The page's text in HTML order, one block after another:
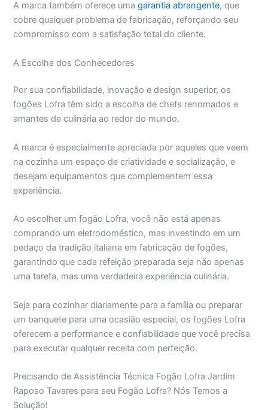
A marca também oferece umagarantia abrangente, que
cobre qualquer problema de fabricação, reforçando seu
compromisso com a satisfação total do cliente.
A Escolha dos Conhecedores
Por sua confiabilidade, inovação e design superior, os
fogões Lofra têm sido a escolha de chefs renomados e
amantes da culinária ao redor do mundo.
A marca é especialmente apreciada por aqueles que veem
na cozinha um espaço de criatividade e socialização, e
desejam equipamentos que complementem essa
experiência.
Ao escolher um fogão Lofra, você não está apenas
comprando um eletrodoméstico, mas investindo em um
pedaço da tradição italiana em fabricação de fogões,
garantindo que cada refeição preparada seja não apenas
uma tarefa, mas uma verdadeira experiência culinária.
Seja para cozinhar diariamente para a família ou preparar
um banquete para uma ocasião especial, os fogões Lofra
oferecem a performance e confiabilidade que você precisa
para executar qualquer receita com perfeição.
Precisando de Assistência Técnica Fogão Lofra Jardim
Raposo Tavares para seu Fogão Lofra? Nós Temos a
Solução!